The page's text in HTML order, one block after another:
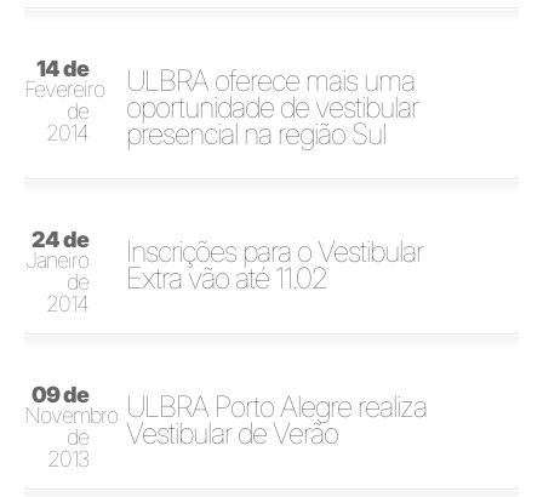
14 de
Fevereiro
de
2014
ULBRA oferece mais uma
oportunidade de vestibular
presencial na região Sul
24 de
Janeiro
de
2014
Inscrições para o Vestibular
Extra vão até 11.02
09 de
Novembro
de
2013
ULBRA Porto Alegre realiza
Vestibular de Verão